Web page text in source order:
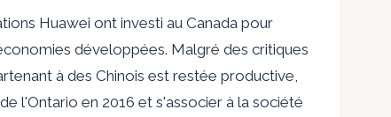
Huawei ont investi au Canada pour
développées. Malgré des critiques
à des Chinois est restée productive,
l'Ontario en 2016 et s'associer à la société